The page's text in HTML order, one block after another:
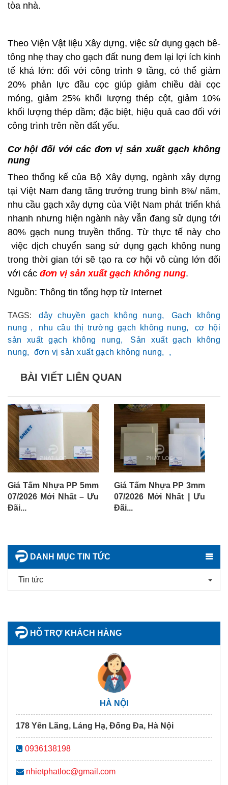
DANH MỤC TIN TỨC
Tin tức
HỖ TRỢ KHÁCH HÀNG
HÀ NỘI
178 Yên Lãng, Láng Hạ, Đống Đa, Hà Nội
0936138198
nhietphatloc@gmail.com
tòa nhà.
Theo Viện Vật liệu Xây dựng, việc sử dụng gạch bê-
tông nhẹ thay cho gạch đất nung đem lại lợi ích kinh
tế khá lớn: đối với công trình 9 tầng, có thể giảm
20% phản lực đầu cọc giúp giảm chiều dài cọc
móng, giảm 25% khối lượng thép cột, giảm 10%
khối lượng thép dầm; đặc biệt, hiệu quả cao đối với
công trình trên nền đất yếu.
Cơ hội đối với các đơn vị sản xuất gạch không
nung
Theo thống kế của Bộ Xây dựng, ngành xây dựng
tại Việt Nam đang tăng trưởng trung bình 8%/ năm,
nhu cầu gạch xây dựng của Việt Nam phát triển khá
nhanh nhưng hiện ngành này vẫn đang sử dụng tới
80% gạch nung truyền thống. Từ thực tế này cho
việc dịch chuyển sang sử dụng gạch không nung
trong thời gian tới sẽ tạo ra cơ hội vô cùng lớn đối
với các đơn vị sản xuất gạch không nung.
Nguồn: Thông tin tổng hợp từ Internet
TAGS: dây chuyền gạch không nung,
Gạch không
nung ,
nhu cầu thị trường gạch không nung,
cơ hội
sản xuất gạch không nung,
Sản xuất gạch không
nung,
đơn vị sản xuất gạch không nung, ,
BÀI VIẾT LIÊN QUAN
Giá Tấm Nhựa PP 5mm
07/2026 Mới Nhất – Ưu
Đãi...
Giá Tấm Nhựa PP 3mm
07/2026 Mới Nhất | Ưu
Đãi...